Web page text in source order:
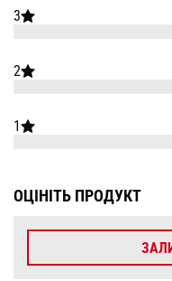
3
2
1
ОЦІНІТЬ ПРОДУКТ